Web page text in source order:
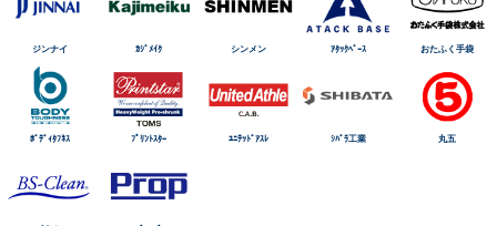
ジンナイ ｶｼﾞﾒｲｸ シンメン ｱﾀｯｸﾍﾞｰｽ おたふく手袋
ﾎﾞﾃﾞｨﾀﾌﾈｽ ﾌﾟﾘﾝﾄｽﾀｰ ﾕﾆﾃｯﾄﾞｱｽﾚ ｼﾊﾞﾗ工業 丸五